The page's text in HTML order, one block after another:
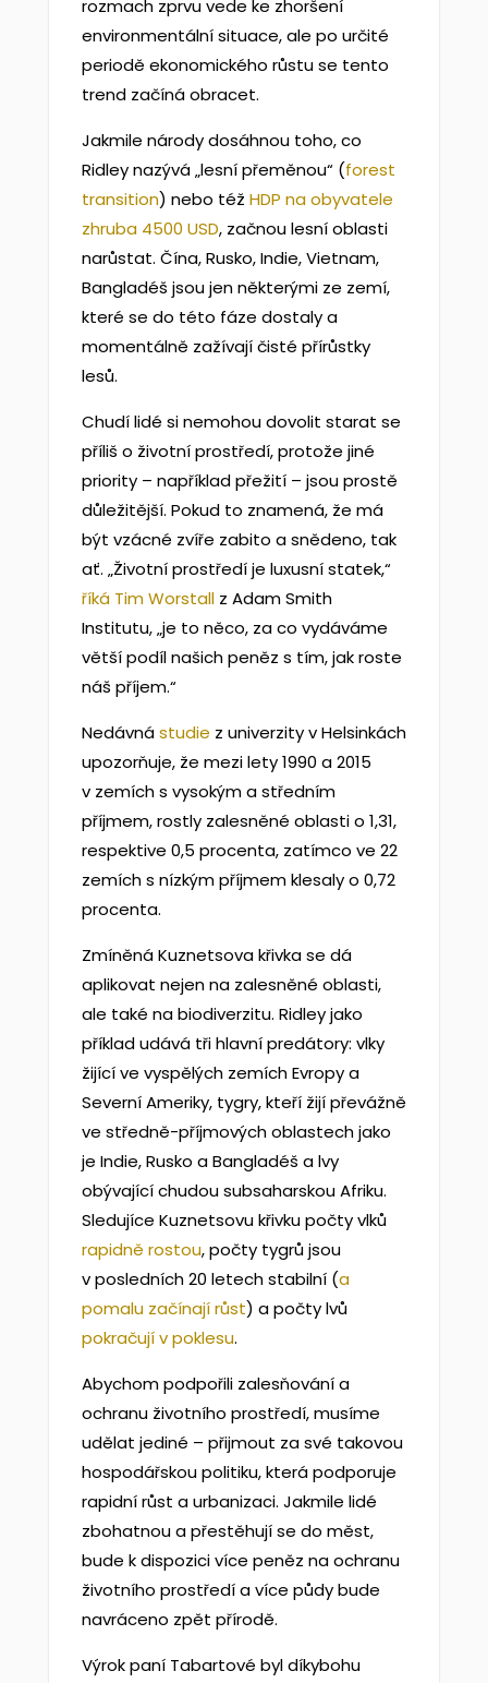
rozmach zprvu vede ke zhoršení
environmentální situace, ale po určité
periodě ekonomického růstu se tento
trend začíná obracet.
Jakmile národy dosáhnou toho, co
Ridley nazývá „lesní přeměnou“ (forest
transition) nebo též HDP na obyvatele
zhruba 4500 USD, začnou lesní oblasti
narůstat. Čína, Rusko, Indie, Vietnam,
Bangladéš jsou jen některými ze zemí,
které se do této fáze dostaly a
momentálně zažívají čisté přírůstky
lesů.
Chudí lidé si nemohou dovolit starat se
příliš o životní prostředí, protože jiné
priority – například přežití – jsou prostě
důležitější. Pokud to znamená, že má
být vzácné zvíře zabito a snědeno, tak
ať. „Životní prostředí je luxusní statek,“
říká Tim Worstallz Adam Smith
Institutu, „je to něco, za co vydáváme
větší podíl našich peněz s tím, jak roste
náš příjem.“
Nedávnástudie z univerzity v Helsinkách
upozorňuje, že mezi lety 1990 a 2015
v zemích s vysokým a středním
příjmem, rostly zalesněné oblasti o 1,31,
respektive 0,5 procenta, zatímco ve 22
zemích s nízkým příjmem klesaly o 0,72
procenta.
Zmíněná Kuznetsova křivka se dá
aplikovat nejen na zalesněné oblasti,
ale také na biodiverzitu. Ridley jako
příklad udává tři hlavní predátory: vlky
žijící ve vyspělých zemích Evropy a
Severní Ameriky, tygry, kteří žijí převážně
ve středně-příjmových oblastech jako
je Indie, Rusko a Bangladéš a lvy
obývající chudou subsaharskou Afriku.
Sledujíce Kuznetsovu křivku počty vlků
rapidně rostou, počty tygrů jsou
v posledních 20 letech stabilní (a
pomalu začínají růst) a počty lvů
pokračují v poklesu.
Abychom podpořili zalesňování a
ochranu životního prostředí, musíme
udělat jediné – přijmout za své takovou
hospodářskou politiku, která podporuje
rapidní růst a urbanizaci. Jakmile lidé
zbohatnou a přestěhují se do měst,
bude k dispozici více peněz na ochranu
životního prostředí a více půdy bude
navráceno zpět přírodě.
Výrok paní Tabartové byl díkybohu